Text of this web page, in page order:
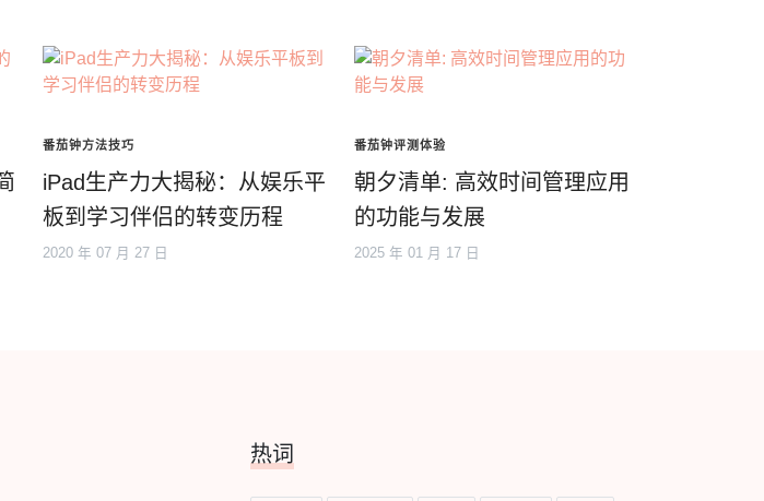
番茄钟方法技巧
iPad生产力大揭秘：从娱乐平
板到学习伴侣的转变历程
2020 年 07 月 27 日
番茄钟评测体验
朝夕清单: 高效时间管理应用
的功能与发展
2025 年 01 月 17 日
热词